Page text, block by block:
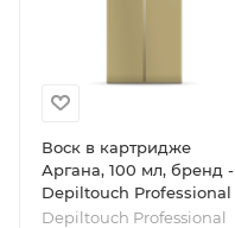
Воск в картридже
Аргана, 100 мл, бренд -
Depiltouch Professional
Depiltouch Professional